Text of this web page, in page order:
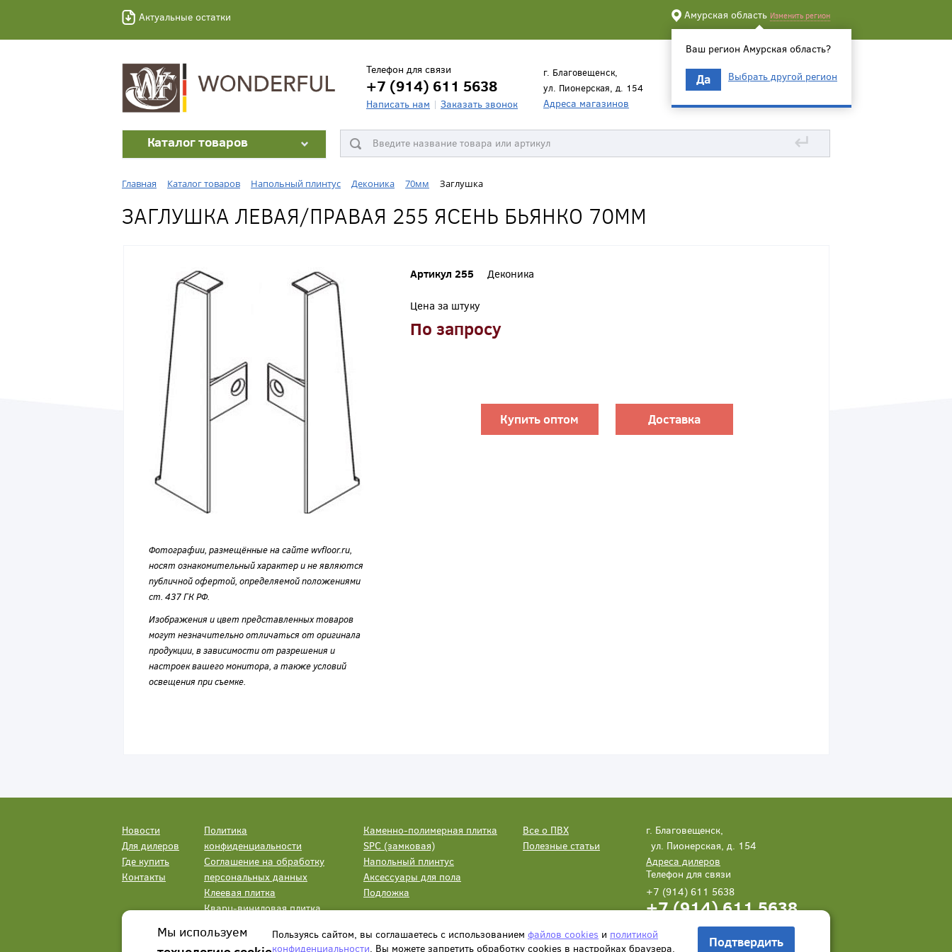
Актуальные остатки Амурская область Изменить регион
Ваш регион Амурская область?
Да Выбрать другой регион
Телефон для связи
+7 (914) 611 5638
Написать нам Заказать звонок
г. Благовещенск,
ул. Пионерская, д. 154
Адреса магазинов
Каталог товаров ↵
Главная Каталог товаров Напольный плинтус Деконика 70мм Заглушка
ЗАГЛУШКА ЛЕВАЯ/ПРАВАЯ 255 ЯСЕНЬ БЬЯНКО 70ММ
Фотографии, размещённые на сайте wvfloor.ru,
носят ознакомительный характер и не являются
публичной офертой, определяемой положениями
ст. 437 ГК РФ.
Изображения и цвет представленных товаров
могут незначительно отличаться от оригинала
продукции, в зависимости от разрешения и
настроек вашего монитора, а также условий
освещения при съемке.
Артикул 255 Деконика
Цена за штуку
По запросу
Купить оптом Доставка
Новости
Для дилеров
Где купить
Контакты
Политика
конфиденциальности
Соглашение на обработку
персональных данных
Клеевая плитка
Кварц-виниловая плитка
Каменно-полимерная плитка
SPC (замковая)
Напольный плинтус
Аксессуары для пола
Подложка
Все о ПВХ
Полезные статьи
г. Благовещенск,
ул. Пионерская, д. 154
Адреса дилеров
Телефон для связи
+7 (914) 611 5638
+7 (914) 611 5638
Написать нам Заказать звонок
Мы используем
Пользуясь сайтом, вы соглашаетесь с использованием файлов cookies и политикой
конфиденциальности. Вы можете запретить обработку сookies в настройках браузера. Подтвердить